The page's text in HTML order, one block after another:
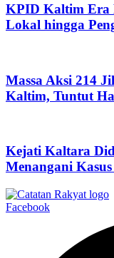
KPID Kaltim Era
Lokal hingga
Massa Aksi 214
Kaltim, Tuntut
Kejati Kaltara
Menangani
Facebook